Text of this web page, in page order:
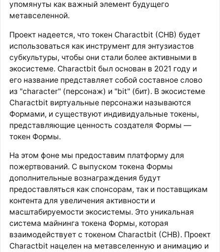
упомянуты как важный элемент будущего
метавселенной.
Проект надеется, что токен Charactbit (CHB) будет
использоваться как инструмент для энтузиастов
субкультуры, чтобы они стали более активными в
экосистеме. Charactbit был основан в 2021 году и
его название представляет собой составное слово
из "character" (персонаж) и "bit" (бит). В экосистеме
Charactbit виртуальные персонажи называются
Формами, и существуют индивидуальные токены,
представляющие ценность создателя Формы —
токен Формы.
На этом фоне мы предоставим платформу для
пожертвований. С выпуском токена Формы
дополнительные вознаграждения будут
предоставляться как спонсорам, так и поставщикам
контента для увеличения активности и
масштабируемости экосистемы. Это уникальная
система майнинга токена Формы, которая
взаимодействует с токеном Charactbit (CHB). Проект
Charactbit нацелен на метавселенную и анимацию и